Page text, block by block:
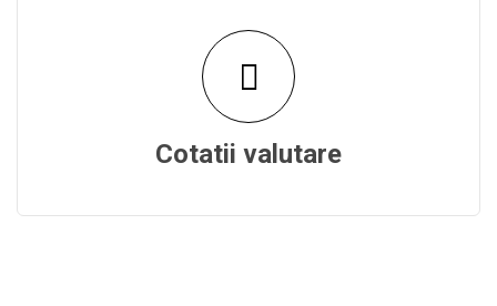
Cotatii valutare